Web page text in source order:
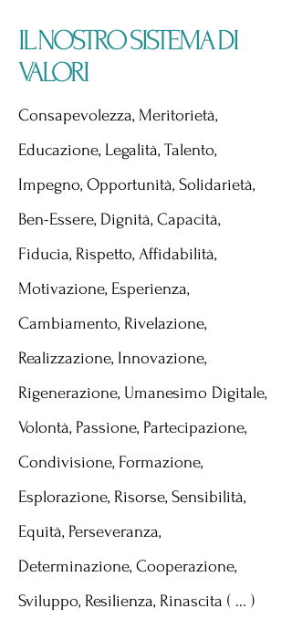
IL NOSTRO SISTEMA DI
VALORI
Consapevolezza, Meritorietà,
Educazione, Legalità, Talento,
Impegno, Opportunità, Solidarietà,
Ben-Essere, Dignità, Capacità,
Fiducia, Rispetto, Affidabilità,
Motivazione, Esperienza,
Cambiamento, Rivelazione,
Realizzazione, Innovazione,
Rigenerazione, Umanesimo Digitale,
Volontà, Passione, Partecipazione,
Condivisione, Formazione,
Esplorazione, Risorse, Sensibilità,
Equità, Perseveranza,
Determinazione, Cooperazione,
Sviluppo, Resilienza, Rinascita ( ... )